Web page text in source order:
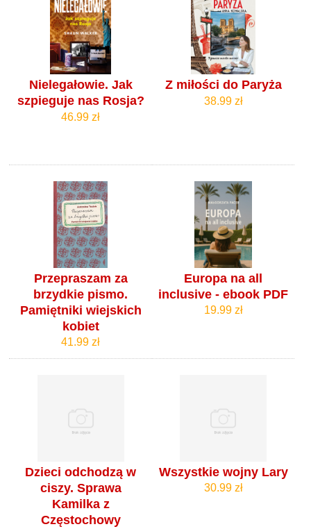
Nielegałowie. Jak
szpieguje nas Rosja?
46.99 zł
Z miłości do Paryża
38.99 zł
Przepraszam za
brzydkie pismo.
Pamiętniki wiejskich
kobiet
41.99 zł
Europa na all
inclusive - ebook PDF
19.99 zł
Dzieci odchodzą w
ciszy. Sprawa
Kamilka z
Częstochowy
Wszystkie wojny Lary
30.99 zł